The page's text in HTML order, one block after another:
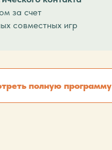
за счет
совместных игр
полную программу